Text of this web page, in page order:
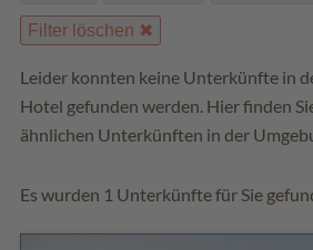
Filter löschen
Leider konnten keine Unterkünfte in
Hotel gefunden werden. Hier finden
ähnlichen Unterkünften in der
Es wurden 1 Unterkünfte für Sie